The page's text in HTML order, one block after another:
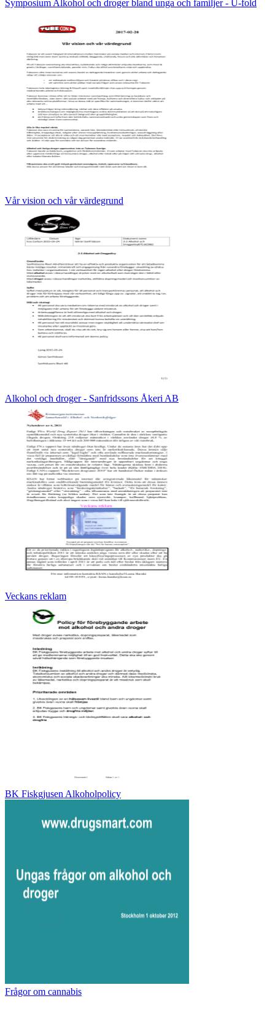
Symposium Alkohol och droger bland unga och familjer - U-fold
Vår vision och vår värdegrund
Alkohol och droger - Sanfridssons Åkeri AB
Veckans reklam
BK Fiskgjusen Alkoholpolicy
Frågor om cannabis